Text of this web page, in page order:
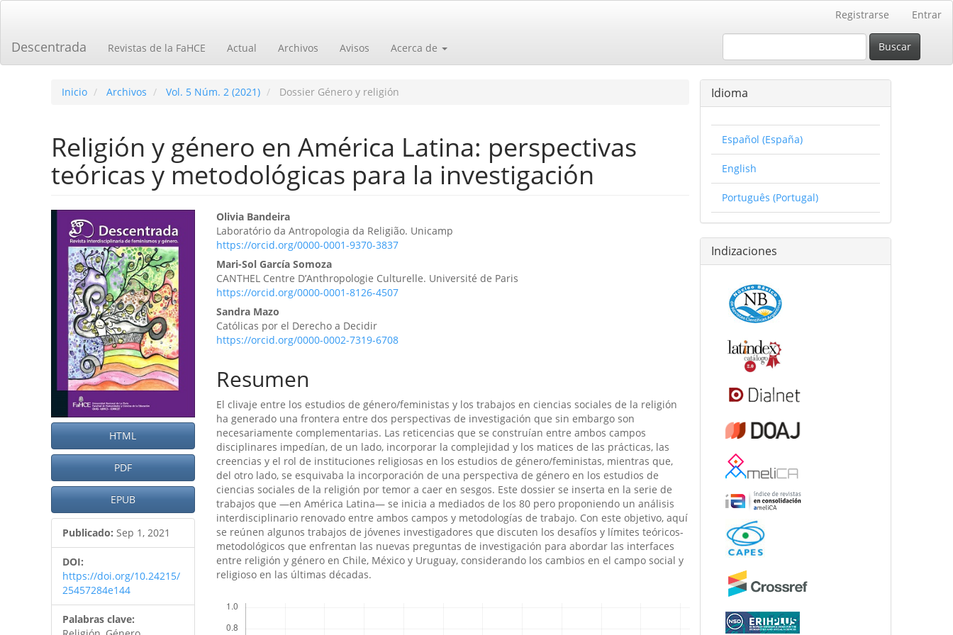
principal
Barra
Registrarse Entrar
Descentrada Revistas de la FaHCE Actual Archivos Avisos Acerca de Buscar
Inicio Archivos Vol. 5 Núm. 2 (2021) Dossier Género y religión
Religión y género en América Latina: perspectivas
teóricas y metodológicas para la investigación
Barra
lateral
del
artículo
HTML
PDF
EPUB
Publicado: Sep 1, 2021
DOI:
https://doi.org/10.24215/
25457284e144
Palabras clave:
Contenido
principal
del
artículo
Olivia Bandeira
Laboratório da Antropologia da Religião. Unicamp
https://orcid.org/0000-0001-9370-3837
Mari-Sol García Somoza
CANTHEL Centre D’Anthropologie Culturelle. Université de Paris
https://orcid.org/0000-0001-8126-4507
Sandra Mazo
Católicas por el Derecho a Decidir
https://orcid.org/0000-0002-7319-6708
Resumen
El clivaje entre los estudios de género/feministas y los trabajos en ciencias sociales de la religión
ha generado una frontera entre dos perspectivas de investigación que sin embargo son
necesariamente complementarias. Las reticencias que se construían entre ambos campos
disciplinares impedían, de un lado, incorporar la complejidad y los matices de las prácticas, las
creencias y el rol de instituciones religiosas en los estudios de género/feministas, mientras que,
del otro lado, se esquivaba la incorporación de una perspectiva de género en los estudios de
ciencias sociales de la religión por temor a caer en sesgos. Este dossier se inserta en la serie de
trabajos que —en América Latina— se inicia a mediados de los 80 pero proponiendo un análisis
interdisciplinario renovado entre ambos campos y metodologías de trabajo. Con este objetivo, aquí
se reúnen algunos trabajos de jóvenes investigadores que discuten los desafíos y límites teóricos-
metodológicos que enfrentan las nuevas preguntas de investigación para abordar las interfaces
entre religión y género en Chile, México y Uruguay, considerando los cambios en el campo social y
religioso en las últimas décadas.
Idioma
Español (España)
English
Português (Portugal)
Indizaciones